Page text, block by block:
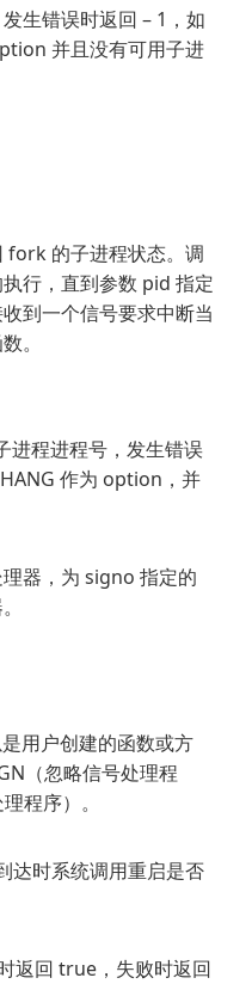
生错误时返回 – 1，如
并且没有可用子进
fork 的子进程状态。调
行，直到参数 pid 指定
到一个信号要求中断当
。
程进程号，发生错误
作为 option，并
器，为 signo 指定的
用户创建的函数或方
（忽略信号处理程
程序）。
达时系统调用重启是否
返回 true，失败时返回